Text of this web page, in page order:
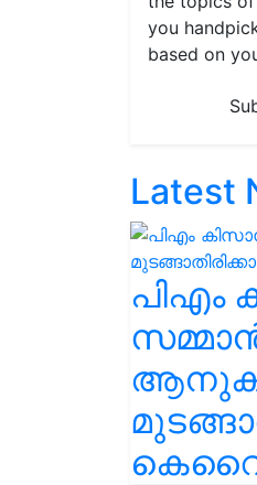
you
based on
Latest
പിഎം